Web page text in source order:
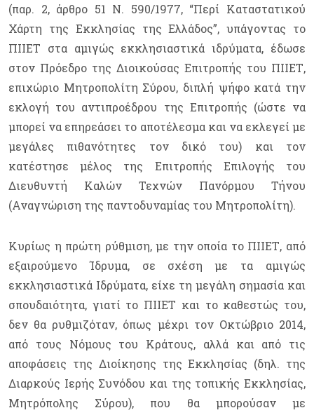
(παρ. 2, άρθρο 51 Ν. 590/1977, “Περί Καταστατικού
Χάρτη της Εκκλησίας της Ελλάδος”, υπάγοντας το
ΠΙΙΕΤ στα αμιγώς εκκλησιαστικά ιδρύματα, έδωσε
στον Πρόεδρο της Διοικούσας Επιτροπής του ΠΙΙΕΤ,
επιχώριο Μητροπολίτη Σύρου, διπλή ψήφο κατά την
εκλογή του αντιπροέδρου της Επιτροπής (ώστε να
μπορεί να επηρεάσει το αποτέλεσμα και να εκλεγεί με
μεγάλες πιθανότητες τον δικό του) και τον
κατέστησε μέλος της Επιτροπής Επιλογής του
Διευθυντή Καλών Τεχνών Πανόρμου Τήνου
(Αναγνώριση της παντοδυναμίας του Μητροπολίτη).
Κυρίως η πρώτη ρύθμιση, με την οποία το ΠΙΙΕΤ, από
εξαιρούμενο Ίδρυμα, σε σχέση με τα αμιγώς
εκκλησιαστικά Ιδρύματα, είχε τη μεγάλη σημασία και
σπουδαιότητα, γιατί το ΠΙΙΕΤ και το καθεστώς του,
δεν θα ρυθμιζόταν, όπως μέχρι τον Οκτώβριο 2014,
από τους Νόμους του Κράτους, αλλά και από τις
αποφάσεις της Διοίκησης της Εκκλησίας (δηλ. της
Διαρκούς Ιερής Συνόδου και της τοπικής Εκκλησίας,
Μητρόπολης Σύρου), που θα μπορούσαν με